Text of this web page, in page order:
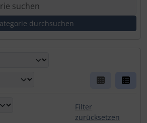
nachfolgenden Artikel nach ihren
Filter
zurücksetzen